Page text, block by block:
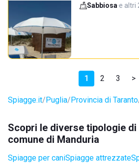
Sabbiosa·e altri
1 2 3 >
Spiagge.it Puglia Provincia di Taranto
Scopri le diverse tipologie di
comune di Manduria
Spiagge per caniSpiagge attrezzate